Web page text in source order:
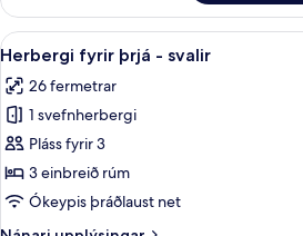
-
svalir
Skoða
allar
myndir
fyrir
Herbergi
fyrir
þrjá
5
Herbergi fyrir þrjá - svalir
26 fermetrar
1 svefnherbergi
Pláss fyrir 3
3 einbreið rúm
Ókeypis þráðlaust net